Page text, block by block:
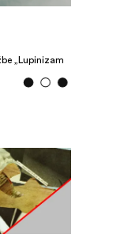
„Lupinizam